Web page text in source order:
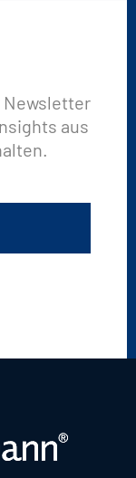
Newsletter
aus